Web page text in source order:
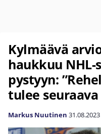
Kylmäävä
haukkuu
pystyyn:
tulee seuraava
Markus Nuutinen 31.08.2023